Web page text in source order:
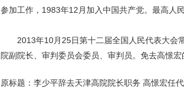
参加工作，1983年12月加入中国共产党。最高人
2013年10月25日第十二届全国人民代表大会
院副院长、审判委员会委员、审判员。免去高憬
原标题：李少平辞去天津高院院长职务 高憬宏任